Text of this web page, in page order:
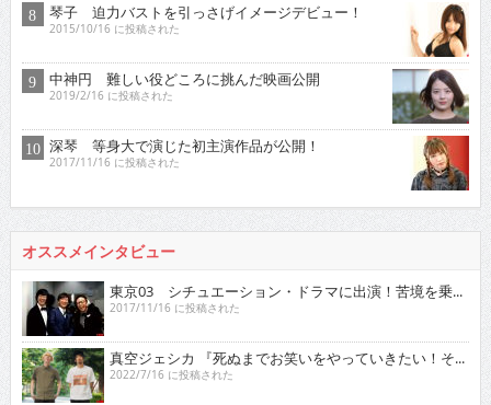
琴子 迫力バストを引っさげイメージデビュー！
2015/10/16 に投稿された
中神円 難しい役どころに挑んだ映画公開
2019/2/16 に投稿された
深琴 等身大で演じた初主演作品が公開！
2017/11/16 に投稿された
オススメインタビュー
東京03 シチュエーション・ドラマに出演！苦境を乗...
2017/11/16 に投稿された
真空ジェシカ 『死ぬまでお笑いをやっていきたい！そ...
2022/7/16 に投稿された